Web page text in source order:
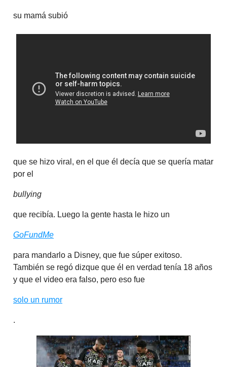
su mamá subió
que se hizo viral, en el que él decía que se quería matar
por el
bullying
que recibía. Luego la gente hasta le hizo un
GoFundMe
para mandarlo a Disney, que fue súper exitoso.
También se regó dizque que él en verdad tenía 18 años
y que el video era falso, pero eso fue
solo un rumor
.